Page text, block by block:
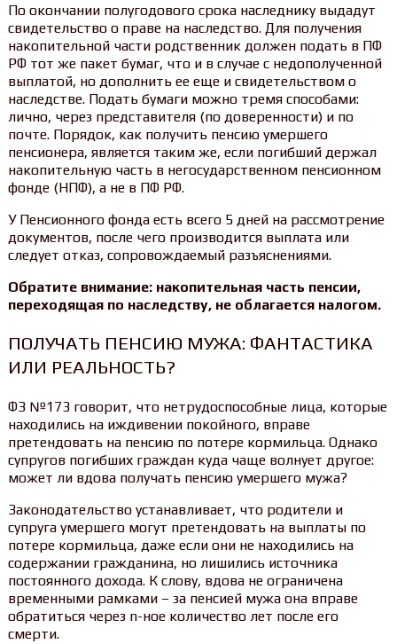
По окончании полугодового срока наследнику выдадут
свидетельство о праве на наследство. Для получения
накопительной части родственник должен подать в ПФ
РФ тот же пакет бумаг, что и в случае с недополученной
выплатой, но дополнить ее еще и свидетельством о
наследстве. Подать бумаги можно тремя способами:
лично, через представителя (по доверенности) и по
почте. Порядок, как получить пенсию умершего
пенсионера, является таким же, если погибший держал
накопительную часть в негосударственном пенсионном
фонде (НПФ), а не в ПФ РФ.
У Пенсионного фонда есть всего 5 дней на рассмотрение
документов, после чего производится выплата или
следует отказ, сопровождаемый разъяснениями.
Обратите внимание: накопительная часть пенсии,
переходящая по наследству, не облагается налогом.
ПОЛУЧАТЬ ПЕНСИЮ МУЖА: ФАНТАСТИКА
ИЛИ РЕАЛЬНОСТЬ?
ФЗ №173 говорит, что нетрудоспособные лица, которые
находились на иждивении покойного, вправе
претендовать на пенсию по потере кормильца. Однако
супругов погибших граждан куда чаще волнует другое:
может ли вдова получать пенсию умершего мужа?
Законодательство устанавливает, что родители и
супруга умершего могут претендовать на выплаты по
потере кормильца, даже если они не находились на
содержании гражданина, но лишились источника
постоянного дохода. К слову, вдова не ограничена
временными рамками – за пенсией мужа она вправе
обратиться через n-ное количество лет после его
смерти.